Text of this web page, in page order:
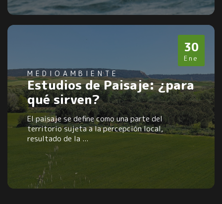
MEDIOAMBIENTE
Estudios de Paisaje: ¿para
qué sirven?
El paisaje se define como una parte del
territorio sujeta a la percepción local,
resultado de la ...
30
Ene